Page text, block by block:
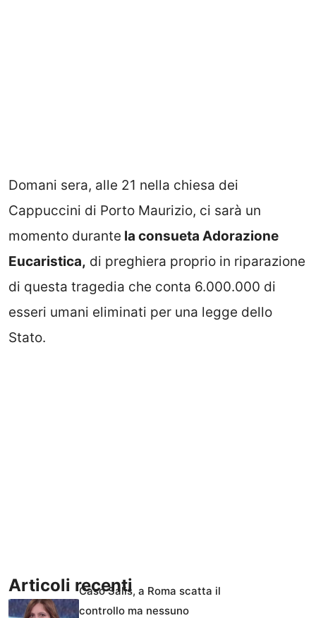
Domani sera, alle 21 nella chiesa dei
Cappuccini di Porto Maurizio, ci sarà un
momento durante la consueta Adorazione
Eucaristica, di preghiera proprio in riparazione
di questa tragedia che conta 6.000.000 di
esseri umani eliminati per una legge dello
Stato.
Articoli recentiCaso Salis, a Roma scatta il
controllo ma nessuno